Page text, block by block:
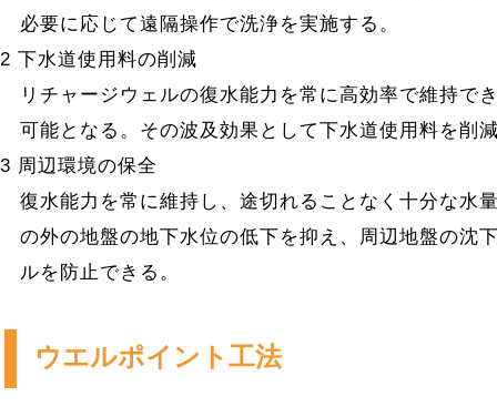
必要に応じて遠隔操作で洗浄を実施する。
2 下水道使用料の削減
リチャージウェルの復水能力を常に高効率で維持で
可能となる。その波及効果として下水道使用料を削
3 周辺環境の保全
復水能力を常に維持し、途切れることなく十分な水
の外の地盤の地下水位の低下を抑え、周辺地盤の沈
ルを防止できる。
ウエルポイント工法